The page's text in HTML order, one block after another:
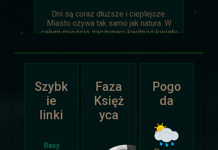
Dni są coraz dłuższe i cieplejsze.
Miasto ożywa tak samo jak natura. W
całym mieście zaczynają kwitnąć kwiaty
niej udział niech napisze do
Dariusza.
Otrzyma mały upominek.
Atak Zimy i Święta
Szybk
ie
linki
Rasy
Faza
Księż
yca
Pogo
da